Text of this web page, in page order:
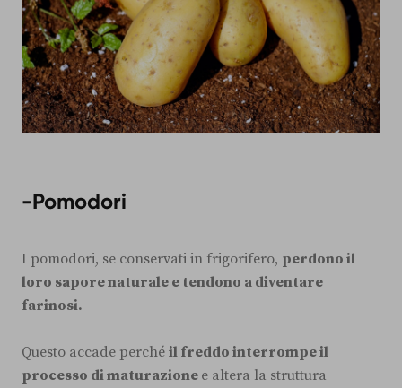
-Pomodori
I pomodori, se conservati in frigorifero, perdono il
loro sapore naturale e tendono a diventare
farinosi.
Questo accade perché il freddo interrompe il
processo di maturazione e altera la struttura